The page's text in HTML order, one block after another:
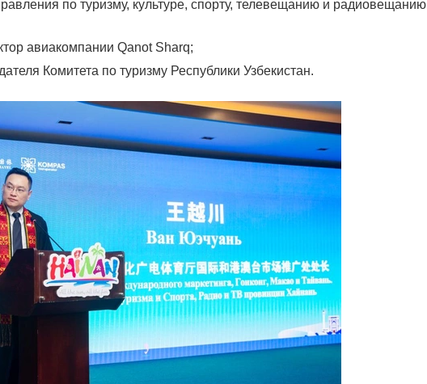
по туризму, культуре, спорту, телевещанию и радиовещанию
авиакомпании Qanot Sharq;
Комитета по туризму Республики Узбекистан.